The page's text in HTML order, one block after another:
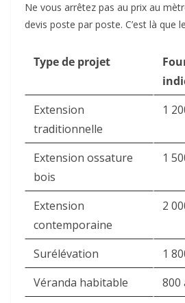
Ne vous arrêtez pas au prix au
devis poste par poste. C’est là que
Type de projet
Extension
traditionnelle
1
Extension ossature
bois
1
Extension
contemporaine
2
Surélévation
1
Véranda habitable
800